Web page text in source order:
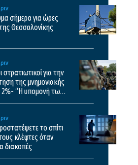
σήμερα για ώρες
Θεσσαλονίκης
στρατιωτικοί για την
της μνημονιακής
2%- “Η υπομονή των
το σπίτι
κλέφτες όταν
διακοπές